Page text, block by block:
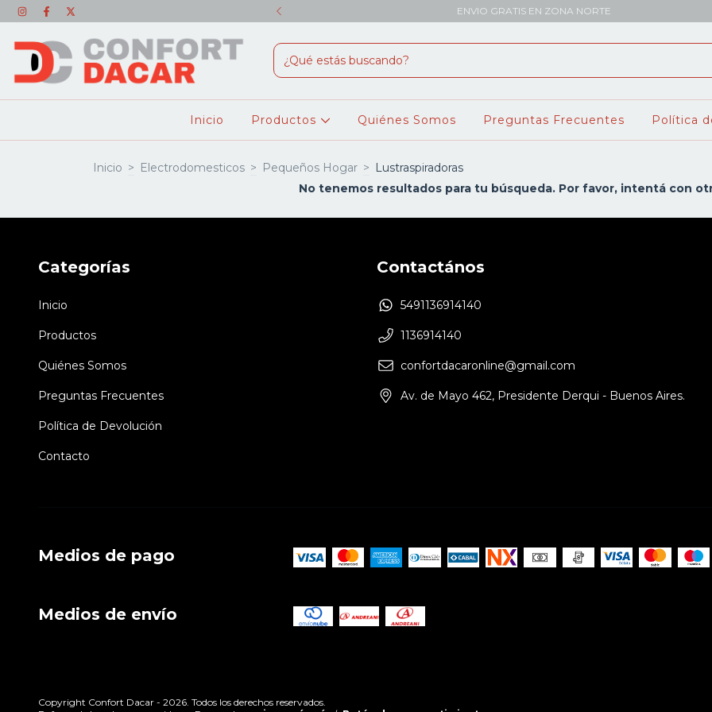
+ ENVÍO GRATIS!! ENVIO GRATIS EN ZONA NORTE
Inicio Productos Quiénes Somos Preguntas Frecuentes Política
Inicio > Electrodomesticos > Pequeños Hogar > Lustraspiradoras
No tenemos resultados para tu búsqueda. Por favor, intentá con
Categorías
Inicio
Productos
Quiénes Somos
Preguntas Frecuentes
Política de Devolución
Contacto
Contactános
5491136914140
1136914140
confortdacaronline@gmail.com
Av. de Mayo 462, Presidente Derqui - Buenos Aires.
Medios de pago
Medios de envío
Copyright Confort Dacar - 2026. Todos los derechos reservados.